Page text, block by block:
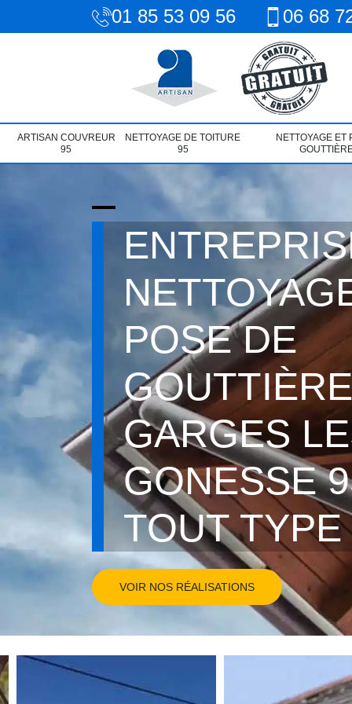
01 85 53 09 56 06 68
ARTISAN COUVREUR
95
NETTOYAGE DE TOITURE
95
NETTOYAGE ET
POSE DE
GOUTTIÈRE
GARGES
GONESSE
TOUT TYPE
VOIR NOS RÉALISATIONS